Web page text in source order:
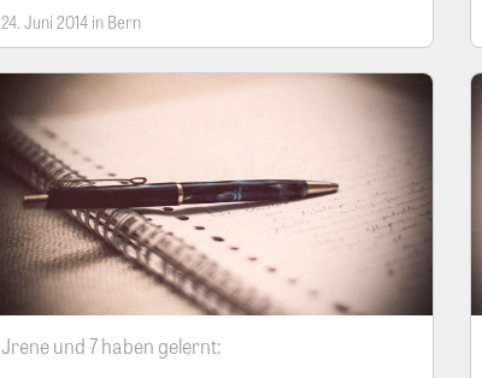
24. Juni 2014 in Bern
Jrene und 7 haben gelernt: